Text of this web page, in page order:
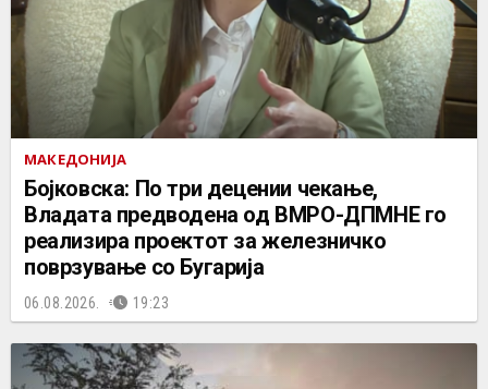
МАКЕДОНИЈА
Бојковска: По три децении чекање,
Владата предводена од ВМРО-ДПМНЕ го
реализира проектот за железничко
поврзување со Бугарија
06.08.2026. 19:23